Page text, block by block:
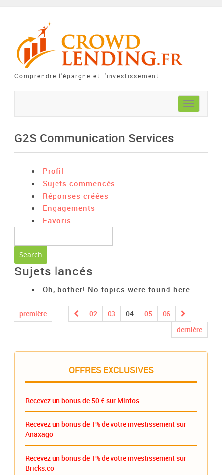
Comprendre l'épargne et l'investissement
Toggle
navigation
G2S Communication Services
Profil
Sujets commencés
Réponses créées
Engagements
Favoris
Sujets lancés
Oh, bother! No topics were found here.
première 02 03 04 05
06
dernière
OFFRES EXCLUSIVES
Recevez un bonus de 50 € sur Mintos
Recevez un bonus de 1% de votre investissement sur
Anaxago
Recevez un bonus de 1% de votre investissement sur
Bricks.co